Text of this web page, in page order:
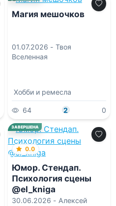
Магия мешочков
01.07.2026 - Твоя
Вселенная
Хобби и ремесла
64 2 0
ЗАВЕРШЕНА
0.0
Юмор. Стендап.
Психология сцены
@el_kniga
30.06.2026 - Алексей